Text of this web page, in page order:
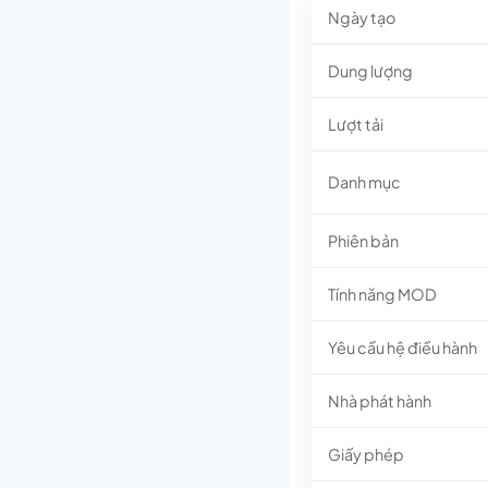
Ngày tạo
Dung lượng
Lượt tải
Danh mục
Phiên bản
Tính năng MOD
Yêu cầu hệ điều hành
Nhà phát hành
Giấy phép